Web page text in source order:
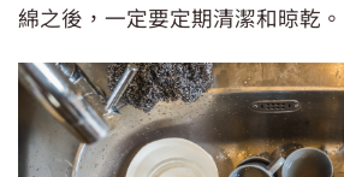
綿之後，一定要定期清潔和晾乾。